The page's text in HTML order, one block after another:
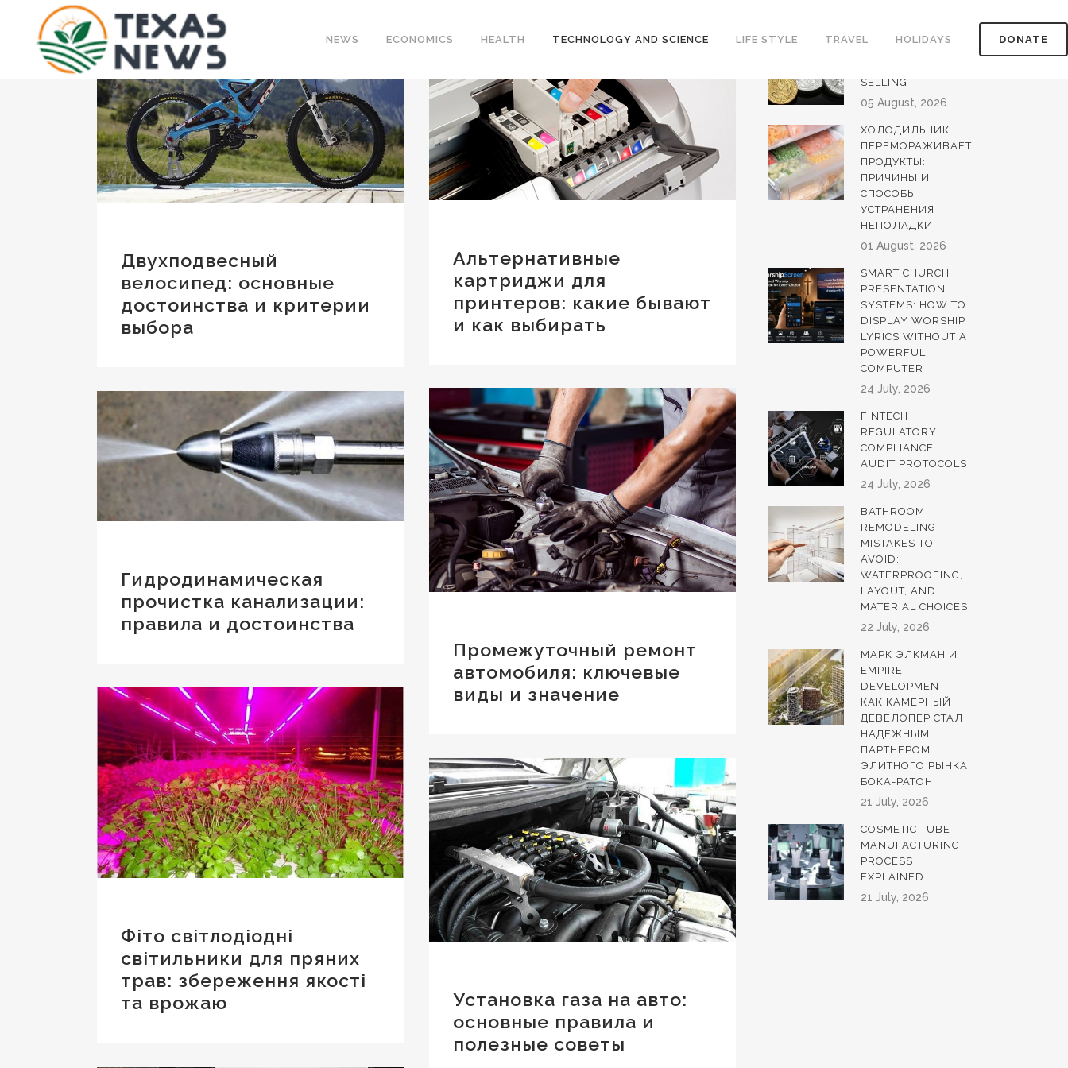
DONATE
NEWS ECONOMICS HEALTH TECHNOLOGY AND SCIENCE LIFE STYLE TRAVEL HOLIDAYS
Двухподвесный
велосипед: основные
достоинства и критерии
выбора
Альтернативные
картриджи для
принтеров: какие бывают
и как выбирать
Промежуточный ремонт
автомобиля: ключевые
виды и значение
Гидродинамическая
прочистка канализации:
правила и достоинства
Фіто світлодіодні
світильники для пряних
трав: збереження якості
та врожаю
Установка газа на авто:
основные правила и
полезные советы
HOW TO EVALUATE
SELLING
05 August, 2026
ХОЛОДИЛЬНИК
ПЕРЕМОРАЖИВАЕТ
ПРОДУКТЫ:
ПРИЧИНЫ И
СПОСОБЫ
УСТРАНЕНИЯ
НЕПОЛАДКИ
01 August, 2026
SMART CHURCH
PRESENTATION
SYSTEMS: HOW TO
DISPLAY WORSHIP
LYRICS WITHOUT A
POWERFUL
COMPUTER
24 July, 2026
FINTECH
REGULATORY
COMPLIANCE
AUDIT PROTOCOLS
24 July, 2026
BATHROOM
REMODELING
MISTAKES TO
AVOID:
WATERPROOFING,
LAYOUT, AND
MATERIAL CHOICES
22 July, 2026
МАРК ЭЛКМАН И
EMPIRE
DEVELOPMENT:
КАК КАМЕРНЫЙ
ДЕВЕЛОПЕР СТАЛ
НАДЕЖНЫМ
ПАРТНЕРОМ
ЭЛИТНОГО РЫНКА
БОКА-РАТОН
21 July, 2026
COSMETIC TUBE
MANUFACTURING
PROCESS
EXPLAINED
21 July, 2026